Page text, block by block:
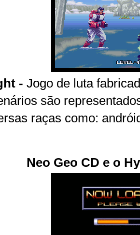
- Jogo de luta
são
raças como:
Neo Geo CD e o